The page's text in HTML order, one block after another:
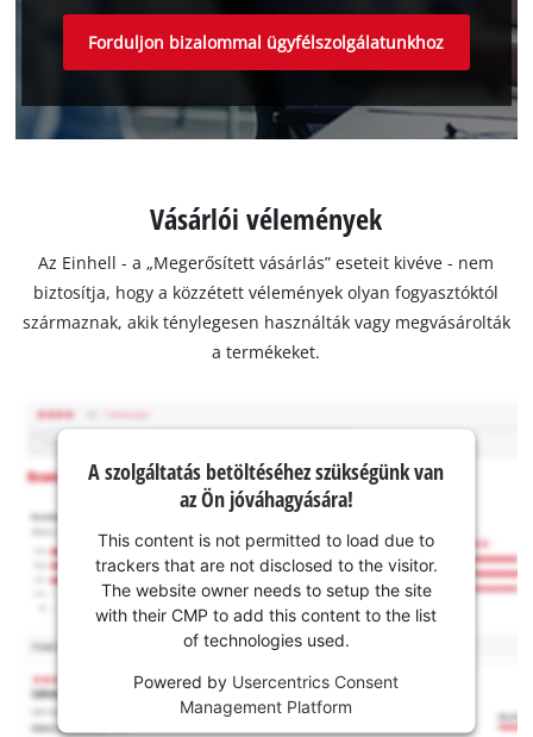
Forduljon bizalommal ügyfélszolgálatunkhoz
Vásárlói vélemények
Az Einhell - a „Megerősített vásárlás” eseteit kivéve - nem
biztosítja, hogy a közzétett vélemények olyan fogyasztóktól
származnak, akik ténylegesen használták vagy megvásárolták
a termékeket.
A szolgáltatás betöltéséhez szükségünk van
az Ön jóváhagyására!
This content is not permitted to load due to
trackers that are not disclosed to the visitor.
The website owner needs to setup the site
with their CMP to add this content to the list
of technologies used.
Powered by Usercentrics Consent
Management Platform